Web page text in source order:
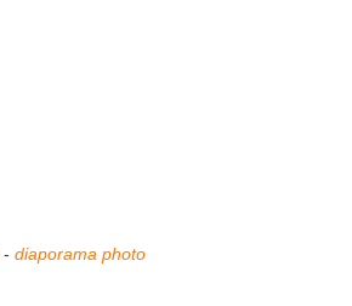
- diaporama photo